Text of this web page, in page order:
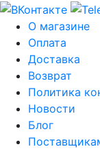
О магазине
Оплата
Доставка
Возврат
Политика
Новости
Блог